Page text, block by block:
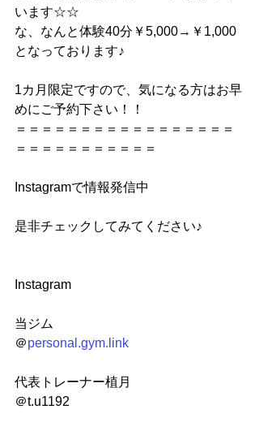
います☆☆
な、なんと体験40分￥5,000→￥1,000
となっております♪
1カ月限定ですので、気になる方はお早
めにご予約下さい！！
＝＝＝＝＝＝＝＝＝＝＝＝＝＝＝＝＝
＝＝＝＝＝＝＝＝＝＝＝
Instagramで情報発信中
是非チェックしてみてください♪
Instagram
当ジム
＠personal.gym.link
代表トレーナー植月
＠t.u1192